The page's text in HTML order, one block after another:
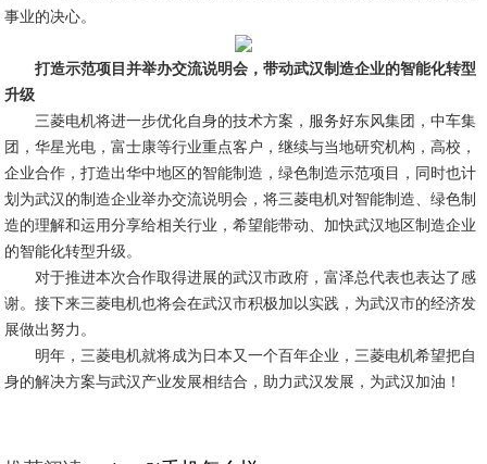
事业的决心。
打造示范项目并举办交流说明会，带动武汉制造企业的智能化转型
升级
三菱电机将进一步优化自身的技术方案，服务好东风集团，中车集
团，华星光电，富士康等行业重点客户，继续与当地研究机构，高校，
企业合作，打造出华中地区的智能制造，绿色制造示范项目，同时也计
划为武汉的制造企业举办交流说明会，将三菱电机对智能制造、绿色制
造的理解和运用分享给相关行业，希望能带动、加快武汉地区制造企业
的智能化转型升级。
对于推进本次合作取得进展的武汉市政府，富泽总代表也表达了感
谢。接下来三菱电机也将会在武汉市积极加以实践，为武汉市的经济发
展做出努力。
明年，三菱电机就将成为日本又一个百年企业，三菱电机希望把自
身的解决方案与武汉产业发展相结合，助力武汉发展，为武汉加油！